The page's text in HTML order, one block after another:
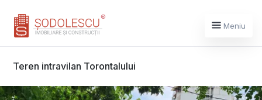
Meniu
Teren intravilan Torontalului